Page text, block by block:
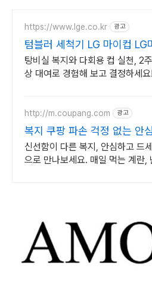
https://www.lge.co.kr 광고
텀블러 세척기 LG 마이컵 LG
컵 무상대여신청
탕비실 복지와 다회용 컵 실천, 2
상 대여로 경험해 보고 결정하세요!
http://m.coupang.com 광고
복지 쿠팡 파손 걱정 없는 안
신선함이 다른 복지, 안심하고 드
으로 만나보세요. 매일 먹는 계란,